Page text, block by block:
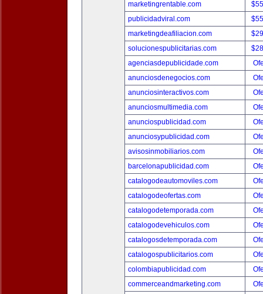
marketingrentable.com
publicidadviral.com
marketingdeafiliacion.com
solucionespublicitarias.com
agenciasdepublicidade.com
anunciosdenegocios.com
anunciosinteractivos.com
anunciosmultimedia.com
anunciospublicidad.com
anunciosypublicidad.com
avisosinmobiliarios.com
barcelonapublicidad.com
catalogodeautomoviles.com
catalogodeofertas.com
catalogodetemporada.com
catalogodevehiculos.com
catalogosdetemporada.com
catalogospublicitarios.com
colombiapublicidad.com
commerceandmarketing.com